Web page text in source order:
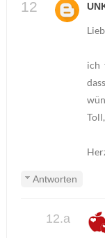
ich
Antworten